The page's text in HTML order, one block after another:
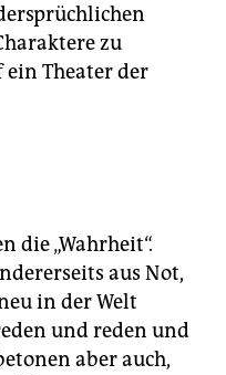
zu
ein Thea­ter der
die „Wahrheit“.
aus Not,
in der Welt
und reden und
aber auch,